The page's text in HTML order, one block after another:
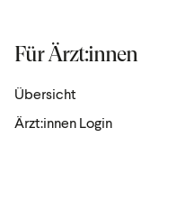
Für Ärzt:innen
Übersicht
Ärzt:innen Login